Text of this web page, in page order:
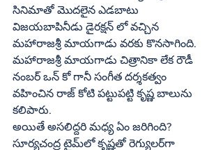
సినిమాతో మొదలైన ఎడబాటు
విజయబాపినీడు డైరక్షన్‌ లో వచ్చిన
మహారాజశ్రీ మాయగాడు వరకు కొనసాగింది.
మహారాజశ్రీ మాయగాడు చిత్రానికా లేక రౌడీ
నంబర్‌ ఒన్‌ కో గానీ సంగీత దర్శకత్వం
వహించిన రాజ్‌ కోటి పట్టుపట్టి కృష్ణ బాలును
కలిపారు.
అయితే అసలిద్దరి మధ్య ఏం జరిగింది?
సూర్యచంద్ర టైమ్‌లో కృష్ణతో రెగ్యులర్‌గా